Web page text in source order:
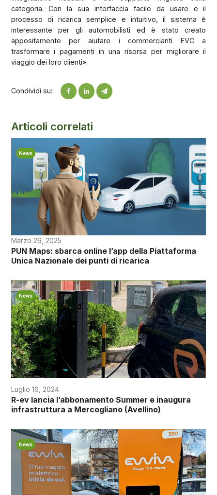
categoria. Con la sua interfaccia facile da usare e il
processo di ricarica semplice e intuitivo, il sistema è
interessante per gli automobilisti ed è stato creato
appositamente per aiutare i commercianti EVC a
trasformare i pagamenti in una risorsa per migliorare il
viaggio dei loro clienti».
Condividi su:
Articoli correlati
News
Marzo 26, 2025
PUN Maps: sbarca online l’app della Piattaforma
Unica Nazionale dei punti di ricarica
News
Luglio 16, 2024
R-ev lancia l’abbonamento Summer e inaugura
infrastruttura a Mercogliano (Avellino)
News